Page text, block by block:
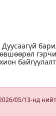
05/13-нд